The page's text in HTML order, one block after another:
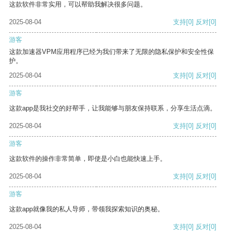
这款软件非常实用，可以帮助我解决很多问题。
2025-08-04 支持[0] 反对[0]
游客
这款加速器VPM应用程序已经为我们带来了无限的隐私保护和安全性保
护。
2025-08-04
支持[0] 反对[0]
游客
这款app是我社交的好帮手，让我能够与朋友保持联系，分享生活点滴。
2025-08-04 支持[0] 反对[0]
游客
这款软件的操作非常简单，即使是小白也能快速上手。
2025-08-04 支持[0] 反对[0]
游客
这款app就像我的私人导师，带领我探索知识的奥秘。
2025-08-04 支持[0] 反对[0]